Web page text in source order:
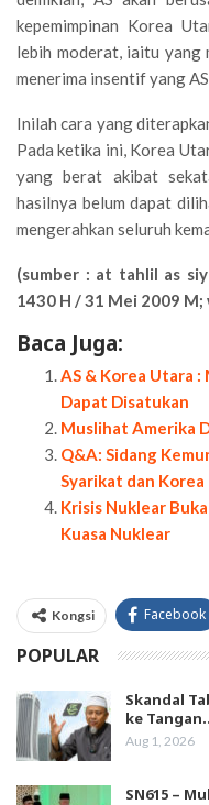
kepemimpinan Korea
lebih moderat, iaitu yang
menerima insentif yang
Inilah cara yang
Pada ketika ini, Korea
yang berat akibat
hasilnya belum dapat
mengerahkan seluruh
(sumber : at tahlil as
1430 H / 31 Mei 2009
Baca Juga:
AS & Korea Utara
Dapat Disatukan
Muslihat Amerika
Q&A: Sidang
Syarikat dan Korea
Krisis Nuklear
Kuasa Nuklear
Kongsi Facebook
POPULAR
Skandal
ke
Aug 1, 2026
SN615 –